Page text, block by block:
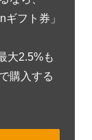
フト券」
大2.5%も
購入する